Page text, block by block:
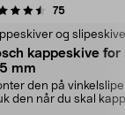
75
og
kappeskive
mm
den på
den når du skal